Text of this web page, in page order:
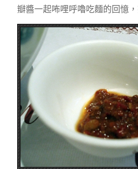
瓣醬一起咘哩呼嚕吃麵的回憶